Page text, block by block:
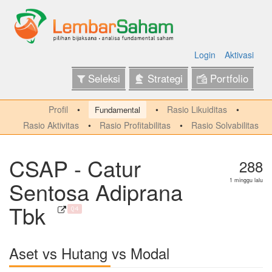
Login Aktivasi
Seleksi Strategi Portfolio
Profil Fundamental
Rasio Likuiditas
Rasio Aktivitas
Rasio Profitabilitas Rasio Solvabilitas
CSAP - Catur
Sentosa Adiprana
Tbk Q4
288
1 minggu lalu
Aset vs Hutang vs Modal